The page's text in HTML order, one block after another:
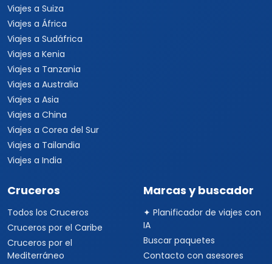
Viajes a Suiza
Viajes a África
Viajes a Sudáfrica
Viajes a Kenia
Viajes a Tanzania
Viajes a Australia
Viajes a Asia
Viajes a China
Viajes a Corea del Sur
Viajes a Tailandia
Viajes a India
Cruceros
Todos los Cruceros
Cruceros por el Caribe
Cruceros por el
Mediterráneo
Marcas y buscador
✦ Planificador de viajes con
IA
Buscar paquetes
Contacto con asesores